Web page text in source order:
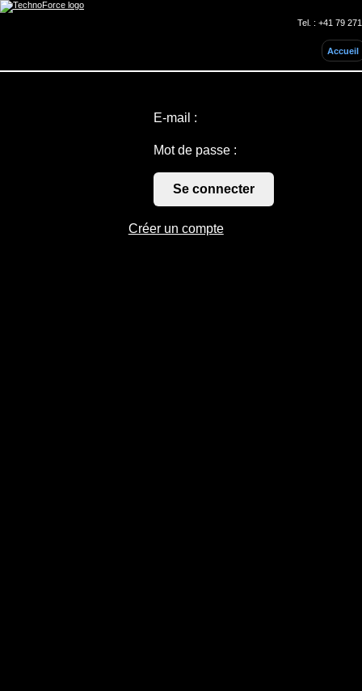
Tel. :+41 79
Accueil
E-mail :
Mot de passe :
Se connecter
Créer un compte